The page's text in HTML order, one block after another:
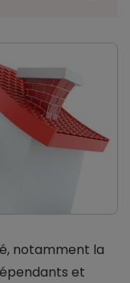
notamment la
et